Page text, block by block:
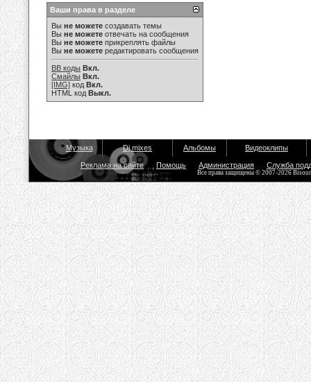
Ваши права в разделе
Вы не можете создавать темы
Вы не можете отвечать на сообщения
Вы не можете прикреплять файлы
Вы не можете редактировать сообщения
BB коды Вкл.
Смайлы Вкл.
[IMG] код Вкл.
HTML код Выкл.
Музыка Dj mixes Альбомы Видеоклипы
Реклама на сайте Помощь Администрация Служба
Все права защищены © 2007-2026